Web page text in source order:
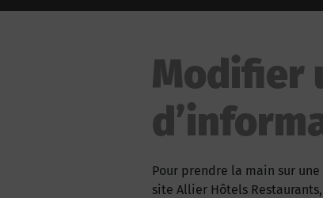
Modifier
Pour prendre la main sur
site Allier Hôtels Restaurants,